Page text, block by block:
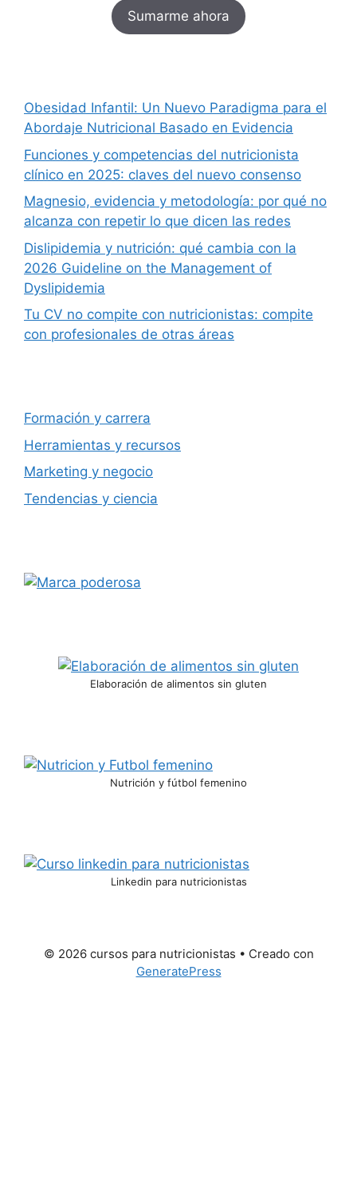
Sumarme ahora
Obesidad Infantil: Un Nuevo Paradigma para el
Abordaje Nutricional Basado en Evidencia
Funciones y competencias del nutricionista
clínico en 2025: claves del nuevo consenso
Magnesio, evidencia y metodología: por qué no
alcanza con repetir lo que dicen las redes
Dislipidemia y nutrición: qué cambia con la
2026 Guideline on the Management of
Dyslipidemia
Tu CV no compite con nutricionistas: compite
con profesionales de otras áreas
Formación y carrera
Herramientas y recursos
Marketing y negocio
Tendencias y ciencia
Elaboración de alimentos sin gluten
Nutrición y fútbol femenino
Linkedin para nutricionistas
© 2026 cursos para nutricionistas • Creado con
GeneratePress